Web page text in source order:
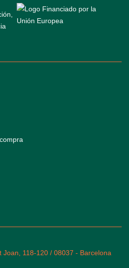
Joan, 118-120 / 08037 - Barcelona